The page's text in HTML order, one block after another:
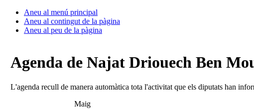
Aneu al menú principal
Aneu al contingut de la pàgina
Aneu al peu de la pàgina
Agenda de Najat Driouech Ben
L'agenda recull de manera automàtica tota l'activitat que els diputats han
Maig